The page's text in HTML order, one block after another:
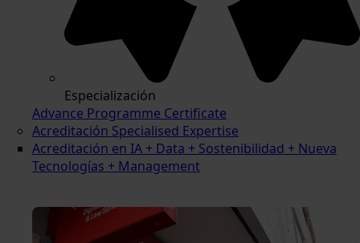
Especialización
Advance Programme Certificate
Acreditación Specialised Expertise
Acreditación en IA + Data + Sostenibilidad + Nueva
Tecnologías + Management